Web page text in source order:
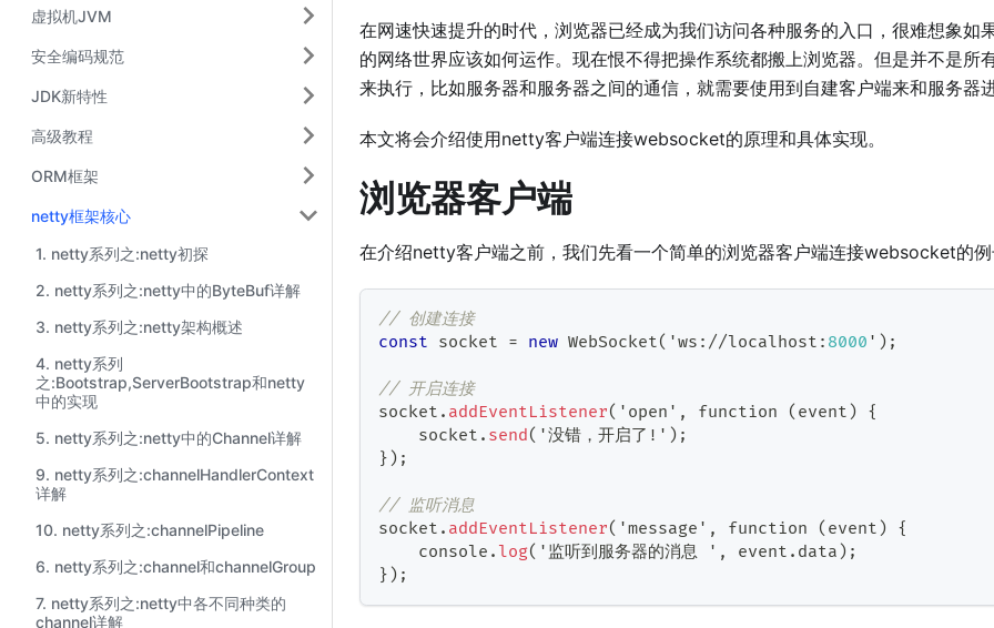
虚拟机JVM
安全编码规范
JDK新特性
高级教程
ORM框架
netty框架核心
1. netty系列之:netty初探
2. netty系列之:netty中的ByteBuf详解
3. netty系列之:netty架构概述
4. netty系列
之:Bootstrap,ServerBootstrap和netty
中的实现
5. netty系列之:netty中的Channel详解
9. netty系列之:channelHandlerContext
详解
10. netty系列之:channelPipeline
6. netty系列之:channel和channelGroup
7. netty系列之:netty中各不同种类的
channel详解
在网速快速提升的时代，浏览器已经成为我们访问各种服务的入口，很难想象如
的网络世界应该如何运作。现在恨不得把操作系统都搬上浏览器。但是并不是所
来执行，比如服务器和服务器之间的通信，就需要使用到自建客户端来和服务器
本文将会介绍使用netty客户端连接websocket的原理和具体实现。
浏览器客户端
在介绍netty客户端之前，我们先看一个简单的浏览器客户端连接websocket的
// 创建连接
const socket = new WebSocket( 'ws : //localhost : 8000 ' ) ;
// 开启连接
socket . addEventListener( 'open' , function ( event ) {
    socket
. send( '没错，开启了 ! ' ) ;
} ) ;
// 监听消息
socket . addEventListener( 'message' , function ( event ) {
    console
. log( '监听到服务器的消息 ' , event . data ) ;
} ) ;